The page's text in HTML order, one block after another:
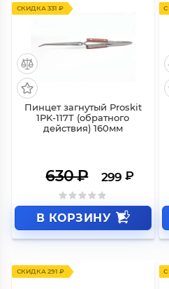
Пинцет загнутый Proskit
1PK-117T (обратного
действия) 160мм
630₽ 299 ₽
В КОРЗИНУ